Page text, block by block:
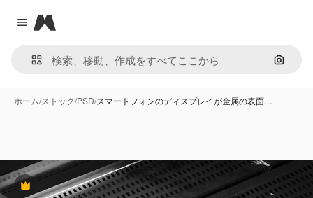
Close menu
Magnific
画像で
ホーム/ストック/PSD/スマートフォンのディスプレイが金属の表面…
Premium